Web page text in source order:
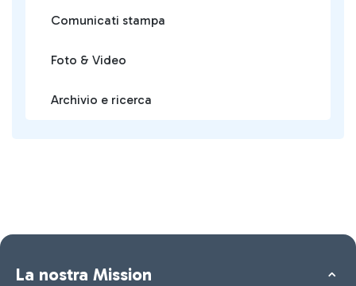
Comunicati stampa
Foto & Video
Archivio e ricerca
La nostra Mission